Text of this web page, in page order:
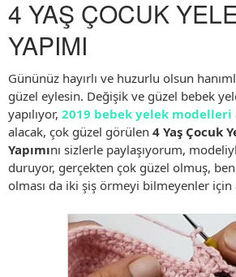
4 YAŞ ÇOCUK
YAPIMI
Gününüz hayırlı ve huzurlu olsun
güzel eylesin. Değişik ve güzel bebek
yapılıyor, 2019 bebek yelek modelleri
alacak, çok güzel görülen 4 Yaş Çocuk
Yapımını sizlerle paylaşıyorum,
duruyor, gerçekten çok güzel olmuş,
olması da iki şiş örmeyi bilmeyenler